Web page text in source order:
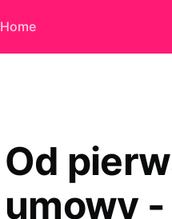
Home
Od
umowy